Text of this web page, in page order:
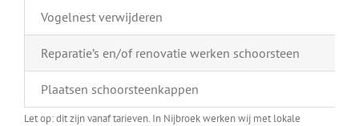
Vogelnest verwijderen
Reparatie’s en/of renovatie werken schoorsteen
Plaatsen schoorsteenkappen
Let op: dit zijn vanaf tarieven. In Nijbroek werken wij met lokale